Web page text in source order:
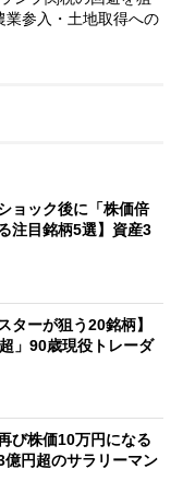
参入・土地取得への
ョック後に「株価倍
注目銘柄5選】資産3
ターが狙う20銘柄】
」90歳現役トレーダ
び株価10万円になる
億円超のサラリーマン